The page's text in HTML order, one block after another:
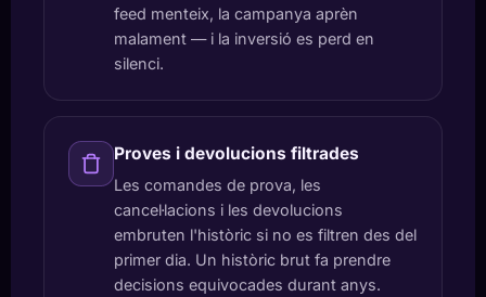
feed menteix, la campanya aprèn
malament — i la inversió es perd en
silenci.
Proves i devolucions filtrades
Les comandes de prova, les
cancel·lacions i les devolucions
embruten l'històric si no es filtren des del
primer dia. Un històric brut fa prendre
decisions equivocades durant anys.